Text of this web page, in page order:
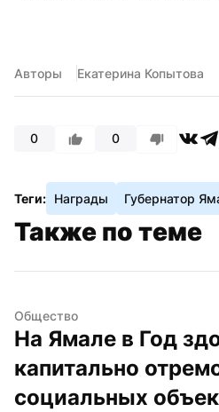
Авторы Екатерина Копытова
0 0
Теги: Награды Губернатор
Также по теме
Общество
На Ямале в Год
капитально
социальных